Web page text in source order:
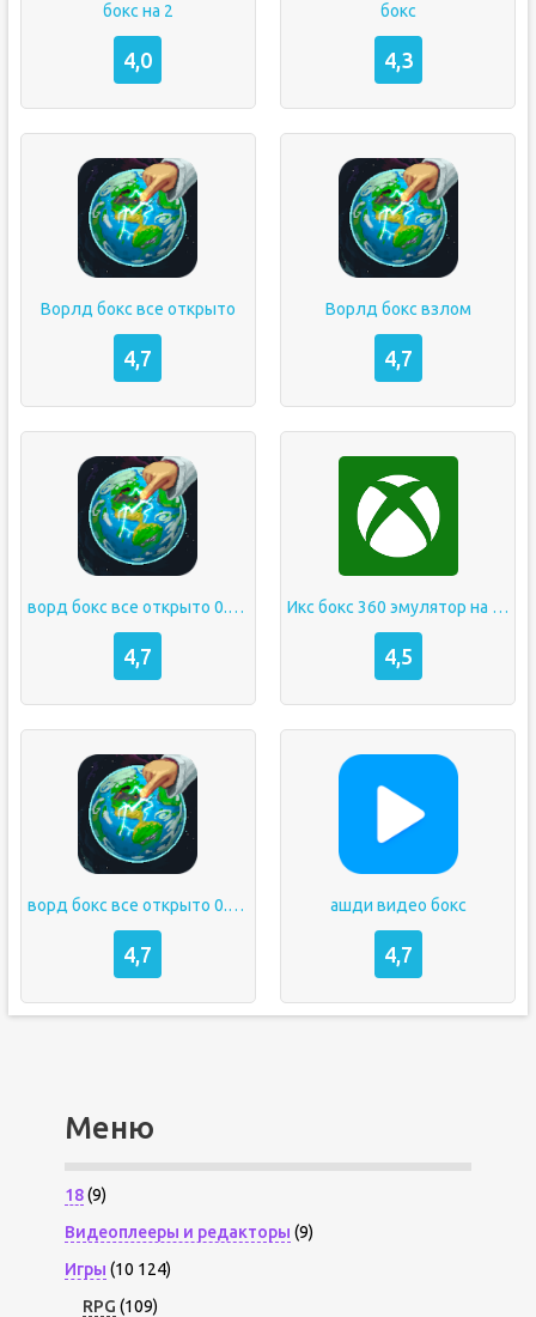
бокс на 2
4,0
бокс
4,3
Ворлд бокс все открыто
4,7
Ворлд бокс взлом
4,7
ворд бокс все открыто 0.13.11
4,7
Икс бокс 360 эмулятор на андроид
4,5
ворд бокс все открыто 0.13.9
4,7
ашди видео бокс
4,7
Меню
18(9)
Видеоплееры и редакторы (9)
Игры (10 124)
RPG (109)